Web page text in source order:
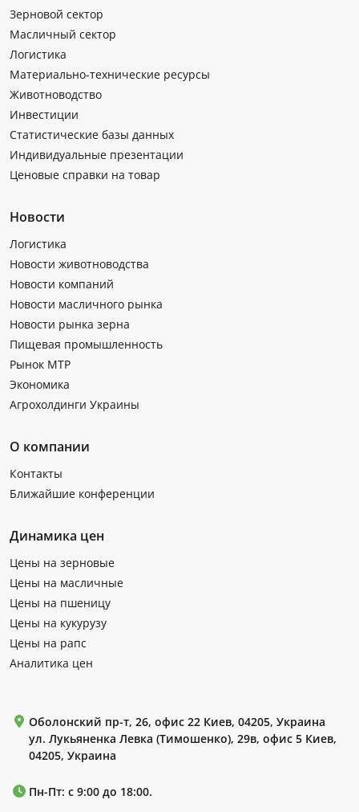
Зерновой сектор
Масличный сектор
Логистика
Материально-технические ресурсы
Животноводство
Инвестиции
Статистические базы данных
Индивидуальные презентации
Ценовые справки на товар
Новости
Логистика
Новости животноводства
Новости компаний
Новости масличного рынка
Новости рынка зерна
Пищевая промышленность
Рынок МТР
Экономика
Агрохолдинги Украины
О компании
Контакты
Ближайшие конференции
Динамика цен
Цены на зерновые
Цены на масличные
Цены на пшеницу
Цены на кукурузу
Цены на рапс
Аналитика цен
Оболонский пр-т, 26, офис 22 Киев, 04205, Украина
ул. Лукьяненка Левка (Тимошенко), 29в, офис 5 Киев,
04205, Украина
Пн-Пт: с 9:00 до 18:00.